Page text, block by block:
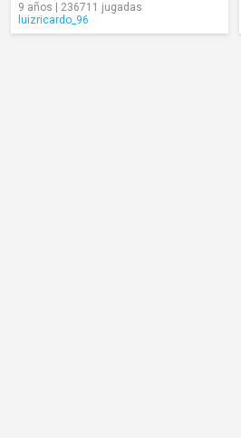
9 años | 236711 jugadas
luizricardo_96